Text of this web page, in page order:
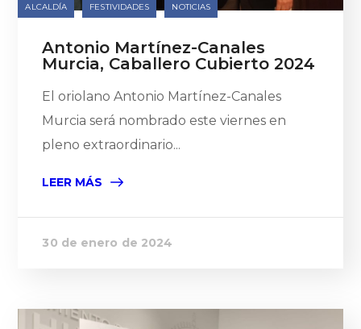
ALCALDÍA FESTIVIDADES NOTICIAS
Antonio Martínez-Canales
Murcia, Caballero Cubierto 2024
El oriolano Antonio Martínez-Canales
Murcia será nombrado este viernes en
pleno extraordinario...
LEER MÁS
30 de enero de 2024